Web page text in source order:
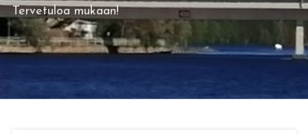
Tervetuloa mukaan!